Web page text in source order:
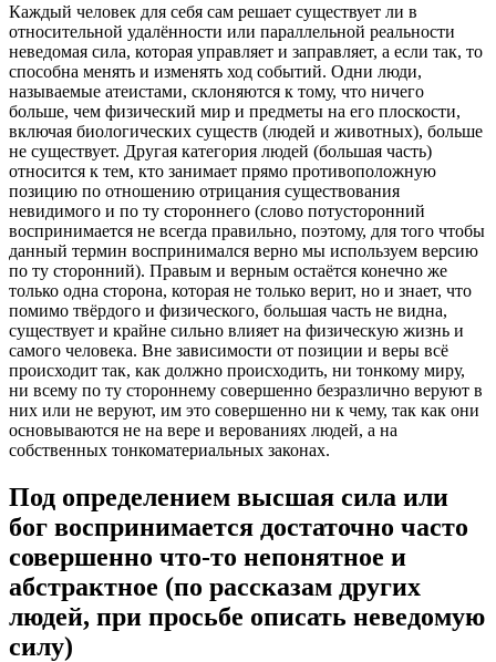
Каждый человек для себя сам решает существует ли в
относительной удалённости или параллельной реальности
неведомая сила, которая управляет и заправляет, а если так, то
способна менять и изменять ход событий. Одни люди,
называемые атеистами, склоняются к тому, что ничего
больше, чем физический мир и предметы на его плоскости,
включая биологических существ (людей и животных), больше
не существует. Другая категория людей (большая часть)
относится к тем, кто занимает прямо противоположную
позицию по отношению отрицания существования
невидимого и по ту стороннего (слово потусторонний
воспринимается не всегда правильно, поэтому, для того чтобы
данный термин воспринимался верно мы используем версию
по ту сторонний). Правым и верным остаётся конечно же
только одна сторона, которая не только верит, но и знает, что
помимо твёрдого и физического, большая часть не видна,
существует и крайне сильно влияет на физическую жизнь и
самого человека. Вне зависимости от позиции и веры всё
происходит так, как должно происходить, ни тонкому миру,
ни всему по ту стороннему совершенно безразлично веруют в
них или не веруют, им это совершенно ни к чему, так как они
основываются не на вере и верованиях людей, а на
собственных тонкоматериальных законах.
Под определением высшая сила или
бог воспринимается достаточно часто
совершенно что-то непонятное и
абстрактное (по рассказам других
людей, при просьбе описать неведомую
силу)